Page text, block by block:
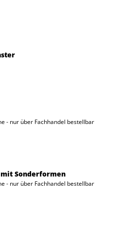
- nur über Fachhandel bestellbar
Sonderformen
- nur über Fachhandel bestellbar